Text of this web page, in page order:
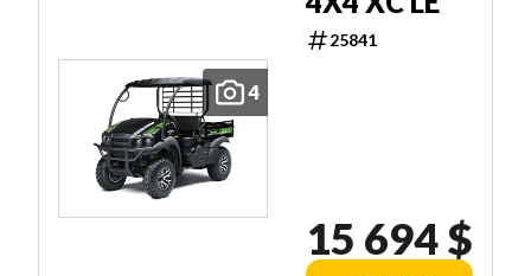
4
25841
15 694 $